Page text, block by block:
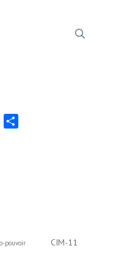
Print
pouvoir CIM-11